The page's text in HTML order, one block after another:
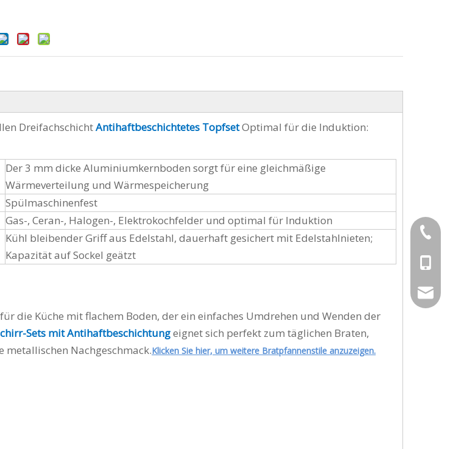
DreifachschichtAntihaftbeschichtetes TopfsetOptimal für die Induktion:
Der 3 mm dicke Aluminiumkernboden sorgt für eine gleichmäßige
Wärmeverteilung und Wärmespeicherung
Spülmaschinenfest
Gas-, Ceran-, Halogen-, Elektrokochfelder und optimal für Induktion
Kühl bleibender Griff aus Edelstahl, dauerhaft gesichert mit Edelstahlnieten;
Kapazität auf Sockel geätzt
die Küche mit flachem Boden, der ein einfaches Umdrehen und Wenden der
Sets mit Antihaftbeschichtungeignet sich perfekt zum täglichen Braten,
metallischen Nachgeschmack.Klicken Sie hier, um weitere Bratpfannenstile anzuzeigen.
+86-